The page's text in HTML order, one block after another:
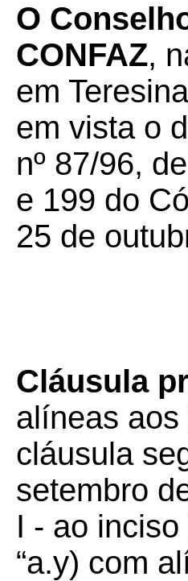
O
CONFAZ,
em
em vista o
nº 87/96,
e 199 do
25 de
Cláusula
alíneas
cláusula
setembro
I - ao inciso
“a.y) com